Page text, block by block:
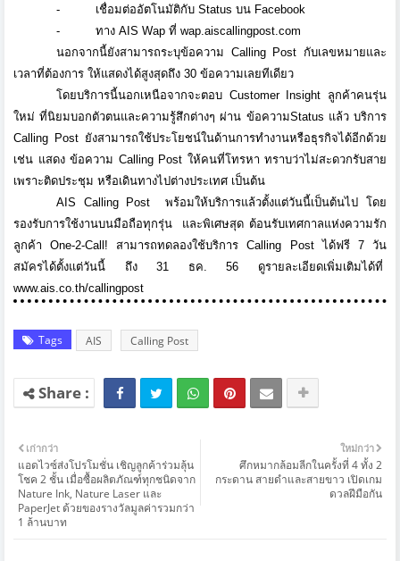
-
เชื่อมต่ออัตโนมัติกับ Status บน Facebook
-
ทาง AIS Wap ที่ wap.aiscallingpost.com
นอกจากนี้ยังสามารถระบุข้อความ Calling Post กับเลขหมายและ
เวลาที่ต้องการ ให้แสดงได้สูงสุดถึง 30 ข้อความเลยทีเดียว
โดยบริการนี้นอกเหนือจากจะตอบ Customer Insight ลูกค้าคนรุ่น
ใหม่ ที่นิยมบอกตัวตนและความรู้สึกต่างๆ ผ่าน ข้อความStatus แล้ว บริการ
Calling Post ยังสามารถใช้ประโยชน์ในด้านการทำงานหรือธุรกิจได้อีกด้วย
เช่น แสดง ข้อความ Calling Post ให้คนที่โทรหา ทราบว่าไม่สะดวกรับสาย
เพราะติดประชุม หรือเดินทางไปต่างประเทศ เป็นต้น
AIS Calling Postพร้อมให้บริการแล้วตั้งแต่วันนี้เป็นต้นไป โดย
รองรับการใช้งานบนมือถือทุกรุ่น
และพิเศษสุด ต้อนรับเทศกาลแห่งความรัก
ลูกค้าOne-2-Call!สามารถทดลองใช้บริการCalling Postได้ฟรี 7วัน
สมัครได้ตั้งแต่วันนี้ ถึง31 ธค.56ดูรายละเอียดเพิ่มเติมได้ที่
www.ais.co.th/callingpost
Tags AIS Calling Post
ใหม่กว่า
ศึกหมากล้อมลีกในครั้งที่ 4 ทั้ง 2
กระดาน สายดำและสายขาว เปิดเกม
ดวลฝีมือกัน
เก่ากว่า
แอดไวซ์ส่งโปรโมชั่น เชิญลูกค้าร่วมลุ้น
โชค 2 ชั้น เมื่อซื้อผลิตภัณฑ์ทุกชนิดจาก
Nature Ink, Nature Laser และ
PaperJet ด้วยของรางวัลมูลค่ารวมกว่า
1 ล้านบาท